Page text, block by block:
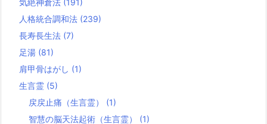
気絶神倉法 (191)
人格統合調和法 (239)
長寿長生法 (7)
足湯 (81)
肩甲骨はがし (1)
生言霊 (5)
戻戻止痛（生言霊） (1)
智慧の脳天法起術（生言霊） (1)